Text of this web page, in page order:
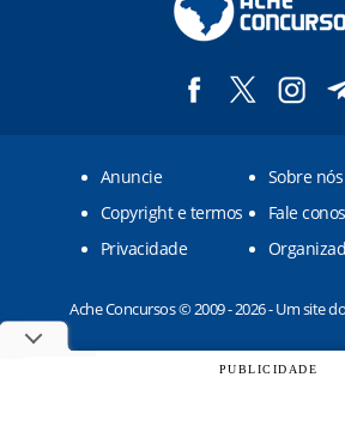
Anuncie
Sobre nós
Copyright e termos
Fale
Privacidade
Ache Concursos © 2009 - 2026 - Um site
PUBLICIDADE